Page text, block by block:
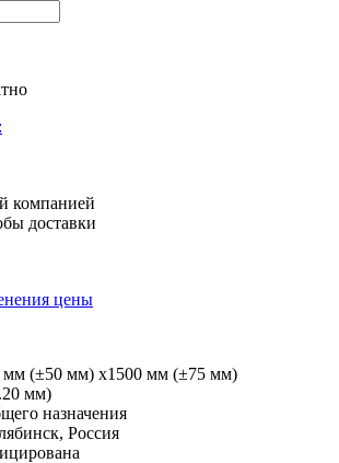
компанией
доставки
цены
мм (±50 мм) х1500 мм (±75 мм)
мм)
назначения
Россия